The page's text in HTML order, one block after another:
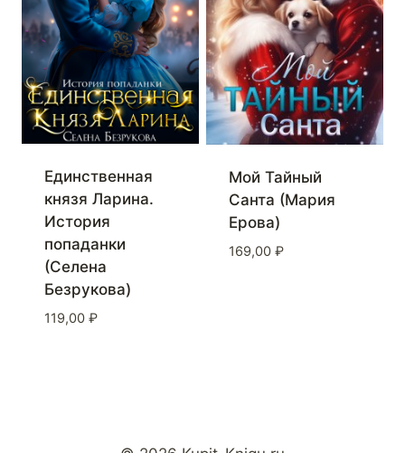
Единственная
князя Ларина.
История
попаданки
(Селена
Безрукова)
119,00 ₽
Мой Тайный
Санта (Мария
Ерова)
169,00 ₽